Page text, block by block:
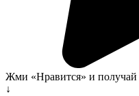
Жми «Нравится» и получай
↓